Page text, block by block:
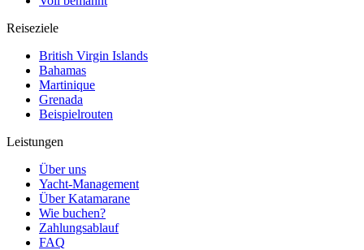
Reiseziele
British Virgin Islands
Bahamas
Martinique
Grenada
Beispielrouten
Leistungen
Über uns
Yacht-Management
Über Katamarane
Wie buchen?
Zahlungsablauf
FAQ